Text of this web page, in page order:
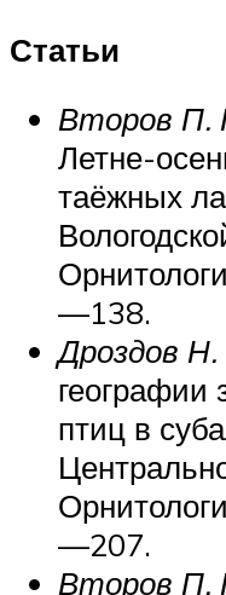
Статьи
Второв П.
Летне-
таёжных
—138.
Дроздов
географии
птиц в
—207.
Второв П.